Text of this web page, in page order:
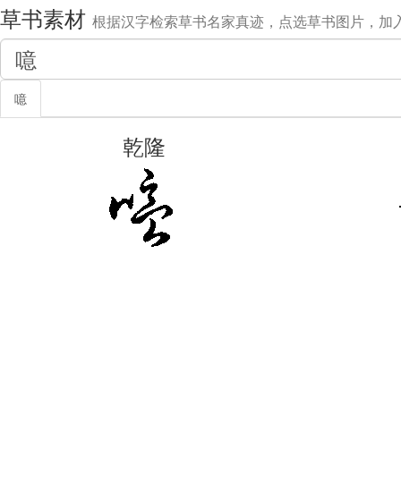
草书素材 根据汉字检索草书名家真迹，点选草书图片，加
噫
乾隆